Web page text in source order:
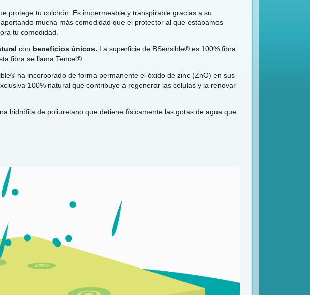
protege tu colchón. Es impermeable y transpirable gracias a su
mucha más comodidad que el protector al que estábamos
tu comodidad.
con beneficios únicos. La superficie de BSensible® es 100% fibra
fibra se llama Tencel®.
ha incorporado de forma permanente el óxido de zinc (ZnO) en sus
100% natural que contribuye a regenerar las celulas y la renovar
hidrófila de poliuretano que detiene físicamente las gotas de agua que